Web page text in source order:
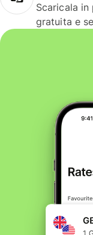
Scaricala
gratuita e